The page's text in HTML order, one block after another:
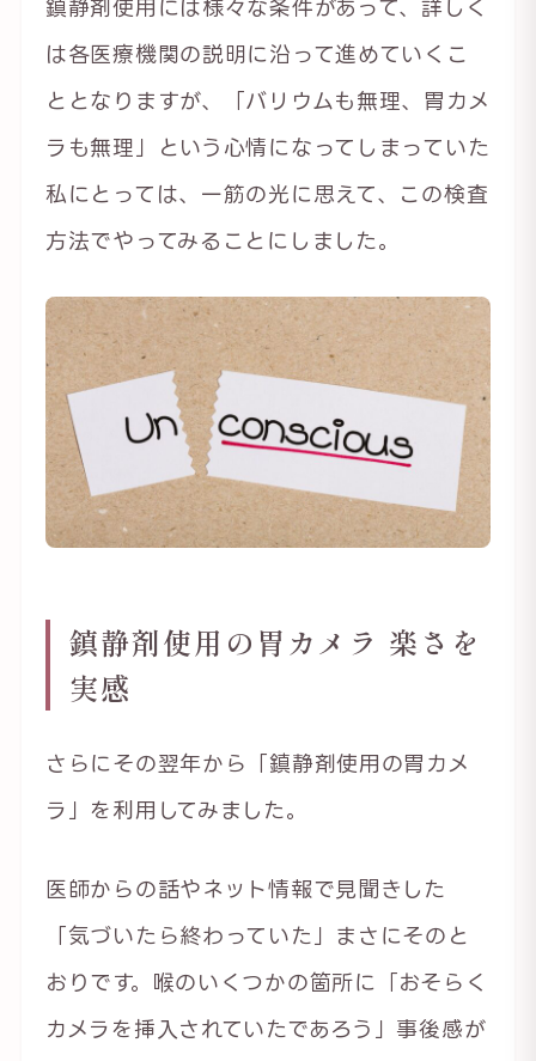
鎮静剤使用には様々な条件があって、詳しく
は各医療機関の説明に沿って進めていくこ
ととなりますが、「バリウムも無理、胃カメ
ラも無理」という心情になってしまっていた
私にとっては、一筋の光に思えて、この検査
方法でやってみることにしました。
鎮静剤使用の胃カメラ 楽さを
実感
さらにその翌年から「鎮静剤使用の胃カメ
ラ」を利用してみました。
医師からの話やネット情報で見聞きした
「気づいたら終わっていた」まさにそのと
おりです。喉のいくつかの箇所に「おそらく
カメラを挿入されていたであろう」事後感が